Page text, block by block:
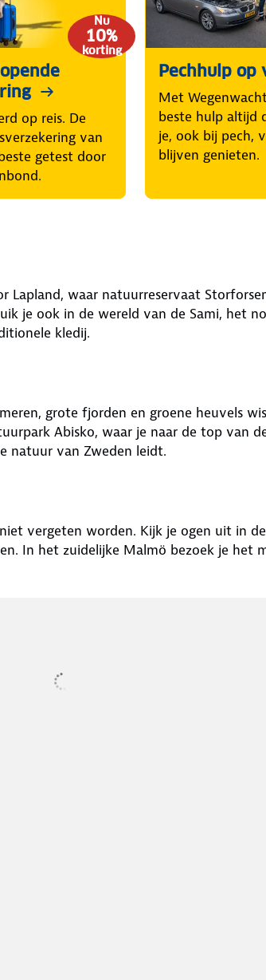
Nu
10%
korting
op reis. De
van
getest door
Pechhulp op
Met
beste hulp altijd
je, ook bij pech,
blijven genieten.
waar natuurreservaat
je ook in de wereld van de Sami, het
kledij.
grote fjorden en groene heuvels
Abisko, waar je naar de top van
natuur van Zweden leidt.
vergeten worden. Kijk je ogen uit in
In het zuidelijke Malmö bezoek je het